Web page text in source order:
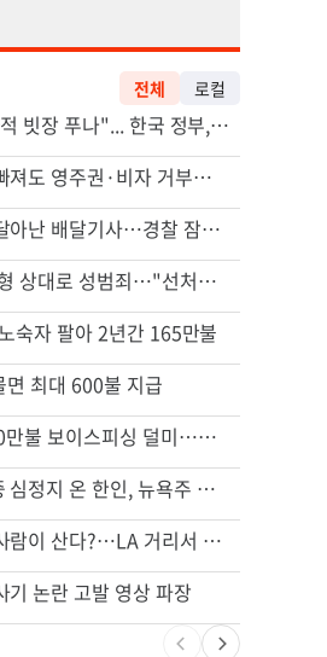
전체 로컬
"65세 복수국적 빗장 푸나"... 한국 정부, 연령 완화 전면 추진
서류 하나만 빠져도 영주권·비자 거부…심사관 재량권 대폭 확대
신호위반 후 달아난 배달기사…경찰 잠복해 잡고보니 ‘반전’
한인 남성, 처형 상대로 성범죄…"선처해줬더니 배신자 취급"
숙자 팔아 2년간 165만불
면 최대 600불 지급
한인 노린 860만불 보이스피싱 덜미…영사관·한국 검찰 사칭
변호사시험 중 심정지 온 한인, 뉴욕주 제소
광고판 안에 사람이 산다?…LA 거리서 화제
기 논란 고발 영상 파장